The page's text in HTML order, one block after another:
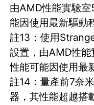
由AMD性能實驗
能因使用最新驅動
註13：使用
設置，由AMD性能
性能可能因使用最
註14：量產前7奈
器，其性能超越搭